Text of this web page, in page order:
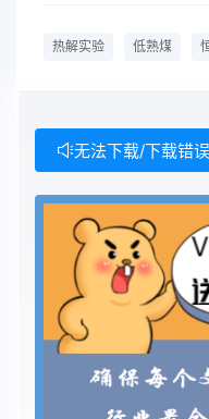
热解实验 低熟煤
无法下载/下载错